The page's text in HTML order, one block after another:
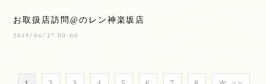
お取扱店訪問@のレン神楽坂店
2019/06/27 00:00